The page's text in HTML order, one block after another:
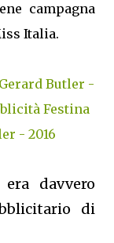
campagna
Italia.
Butler -
Festina
- 2016
davvero
di